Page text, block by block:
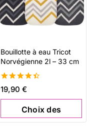
Bouillotte à eau Tricot
Norvégienne 2l – 33 cm
4.50
de 5
19,90 €
Choix des
options